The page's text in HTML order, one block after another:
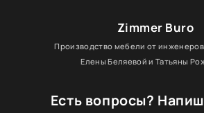
Есть вопросы?
Zimmer Buro
Производство мебели от
Елены Беляевой и Татьяны